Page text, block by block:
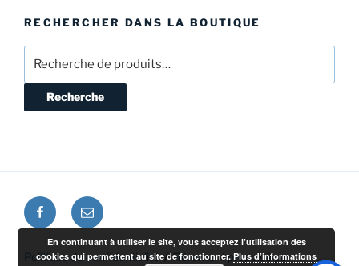
RECHERCHER DANS LA BOUTIQUE
pour :
Recherche
Facebook
E-
mail
Politique de confidentialité Fièrement propulsé par
En continuant à utiliser le site, vous acceptez l’utilisation des
cookies qui permettent au site de fonctionner.Plus d’informations